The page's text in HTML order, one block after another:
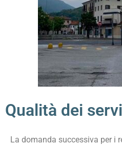
Qualità dei
La domanda successiva per i